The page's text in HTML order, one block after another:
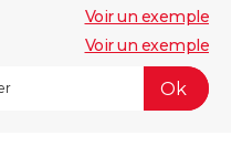
Voir un exemple
Voir un exemple